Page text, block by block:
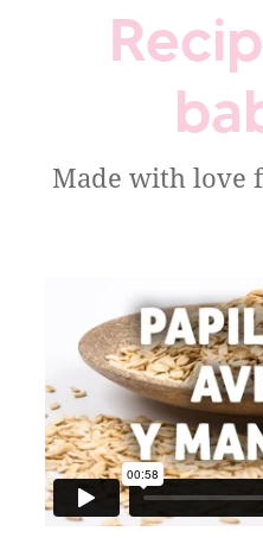
Made with love